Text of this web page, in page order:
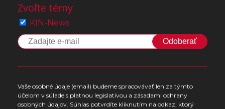
Zvoľte témy
KIN-News
Odoberať
Vaše osobné údaje (email) budeme spracovávať len za týmto
účelom v súlade s platnou legislatívou a zásadami ochrany
osobných údajov. Súhlas potvrdíte kliknutím na odkaz, ktorý